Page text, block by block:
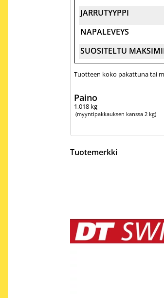
JARRUTYYPPI
NAPALEVEYS
SUOSITELTU
Tuotteen koko pakattuna tai
Paino
1,018 kg
(myyntipakkauksen kanssa 2 kg)
Tuotemerkki